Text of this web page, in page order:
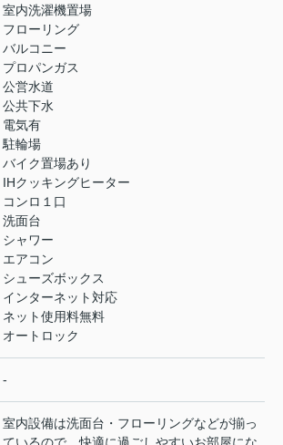
室内洗濯機置場
フローリング
バルコニー
プロパンガス
公営水道
公共下水
電気有
駐輪場
バイク置場あり
IHクッキングヒーター
コンロ１口
洗面台
シャワー
エアコン
シューズボックス
インターネット対応
ネット使用料無料
オートロック
-
室内設備は洗面台・フローリングなどが揃っ